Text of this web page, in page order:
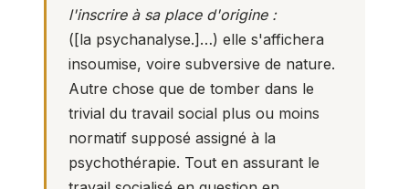
l'inscrire à sa place d'origine :
([la psychanalyse.]…) elle s'affichera
insoumise, voire subversive de nature.
Autre chose que de tomber dans le
trivial du travail social plus ou moins
normatif supposé assigné à la
psychothérapie. Tout en assurant le